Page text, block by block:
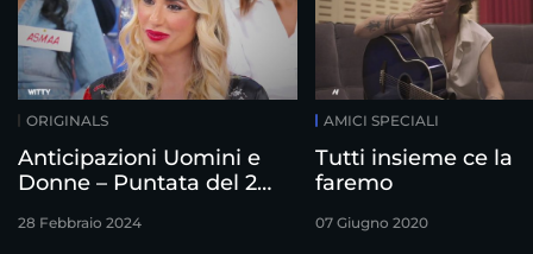
ORIGINALS
Anticipazioni Uomini e
Donne – Puntata del 28
28 Febbraio 2024
AMICI SPECIALI
Tutti insieme ce la
faremo
07 Giugno 2020